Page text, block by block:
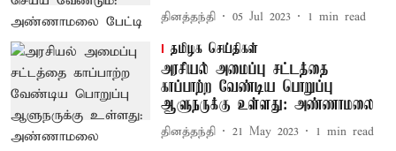
தினத்தந்தி 05 Jul 2023 1 min read
தமிழக செய்திகள்
அரசியல் அமைப்பு சட்டத்தை
காப்பாற்ற வேண்டிய பொறுப்பு
ஆளுநருக்கு உள்ளது: அண்ணாமலை
தினத்தந்தி 21 May 2023 1 min read